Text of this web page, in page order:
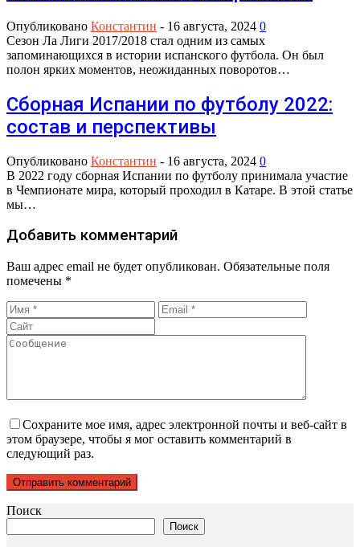
Опубликовано Константин - 16 августа, 2024 0
Сезон Ла Лиги 2017/2018 стал одним из самых
запоминающихся в истории испанского футбола. Он был
полон ярких моментов, неожиданных поворотов…
Сборная Испании по футболу 2022:
состав и перспективы
Опубликовано Константин - 16 августа, 2024 0
В 2022 году сборная Испании по футболу принимала участие
в Чемпионате мира, который проходил в Катаре. В этой статье
мы…
Добавить комментарий
Ваш адрес email не будет опубликован. Обязательные поля
помечены *
Сохраните мое имя, адрес электронной почты и веб-сайт в
этом браузере, чтобы я мог оставить комментарий в
следующий раз.
Поиск
Поиск